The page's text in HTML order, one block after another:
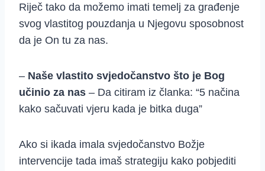
Riječ tako da možemo imati temelj za građenje
svog vlastitog pouzdanja u Njegovu sposobnost
da je On tu za nas.
– Naše vlastito svjedočanstvo što je Bog
učinio za nas – Da citiram iz članka: “5 načina
kako sačuvati vjeru kada je bitka duga”
Ako si ikada imala svjedočanstvo Božje
intervencije tada imaš strategiju kako pobjediti